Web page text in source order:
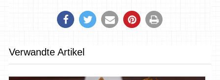
Verwandte Artikel